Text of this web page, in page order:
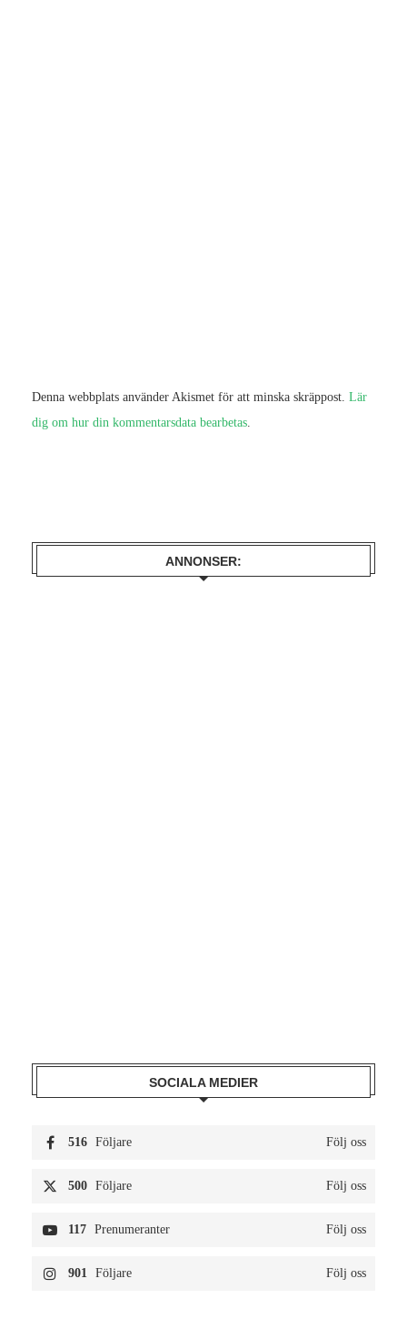
Denna webbplats använder Akismet för att minska skräppost. Lär
dig om hur din kommentarsdata bearbetas.
ANNONSER:
SOCIALA MEDIER
516 Följare Följ oss
500 Följare Följ oss
117 Prenumeranter Följ oss
901 Följare Följ oss